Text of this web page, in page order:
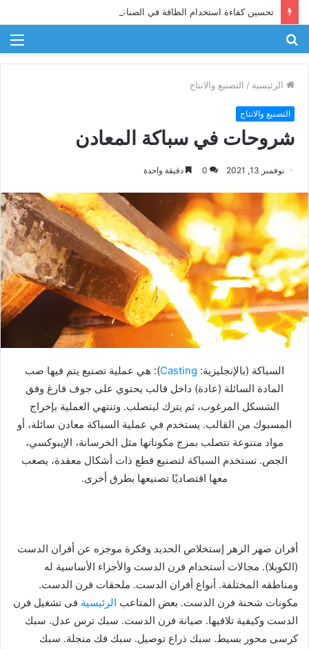
تحسين كفاءة استخدام الطاقة في الصناعة
الرئيسية / التصنيع والانتاج
التصنيع والانتاج
شروحات في سباكة المعادن
نوفمبر 13, 2021 0 دقيقة واحدة
السباكة (بالإنجليزية: Casting): هي عملية تصنيع يتم فيها صب
المادة السائلة (عادة) داخل قالب يحتوي على جوف فارغ وفق
الشسكل المرغوب، ثم يترك ليتصلب. وتنتهي العملية بإخراج
المسبوك من القالب. يستخدم في عملية السباكة معادن سائلة، أو
مواد متنوعة تتصلب بمزج مكوناتها مثل الخرسانة، الإيبوكسي،
الجص. تستخدم السباكة لتصنيع قطع ذات أشكال معقدة، يصعب
معها اقتصاديًا تصنيعها بطرق أخرى.
أفران صهر الزهر إستخلاص الحديد وفكرة موجزه عن أفران الدست
(الكوبلا). مجالات أستخدام فرن الدست والأجزاء الأساسية له
ومناطقه المختلفة. أنواع أفران الدست. ملحقات فرن الدست.
مكونات شحنة فرن الدست. بعض المتاعب الرئيسية فى تشغيل فرن
الدست وكيفية تلافيها. صيانة فرن الدست. سبك ترس عدل. سبك
كرسى محور بسيط. سبك ذراع توصيل. سبك فك منجلة. سبك